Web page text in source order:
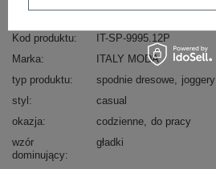
Kod produktu
IT-SP-9995.12P
Marka
ITALY MODA
typ produktu
spodnie dresowe
joggery
styl
casual
okazja
codzienne do pracy
wzór
dominujący
gładki